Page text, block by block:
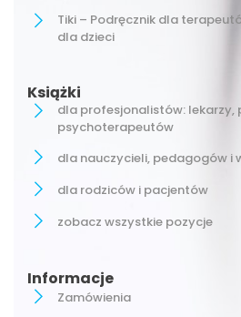
Tiki – Podręcznik dla
dla dzieci
Książki
dla profesjonalistów: lekarzy,
psychoterapeutów
dla nauczycieli, pedagogów i
dla rodziców i pacjentów
zobacz wszystkie pozycje
Informacje
Zamówienia